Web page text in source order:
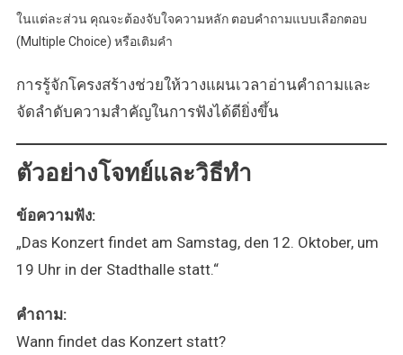
ในแต่ละส่วน คุณจะต้องจับใจความหลัก ตอบคำถามแบบเลือกตอบ
(Multiple Choice) หรือเติมคำ
การรู้จักโครงสร้างช่วยให้วางแผนเวลาอ่านคำถามและ
จัดลำดับความสำคัญในการฟังได้ดียิ่งขึ้น
ตัวอย่างโจทย์และวิธีทำ
ข้อความฟัง:
„Das Konzert findet am Samstag, den 12. Oktober, um
19 Uhr in der Stadthalle statt.“
คำถาม:
Wann findet das Konzert statt?